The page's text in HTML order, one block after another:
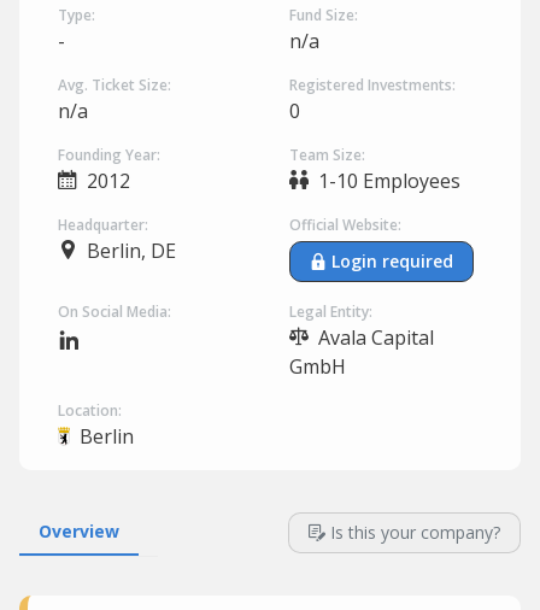
Type:
-
Fund Size:
n/a
Avg. Ticket Size:
n/a
Registered Investments:
0
Founding Year:
2012
Team Size:
1-10 Employees
Headquarter:
Berlin, DE
Official Website:
Login required
On Social Media: Legal Entity:
Avala Capital
GmbH
Location:
Berlin
Overview Is this your company?